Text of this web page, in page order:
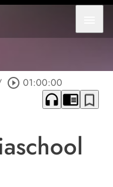
play_circle_outline 01:00:00
headphones chrome_reader_mode bookmark_border